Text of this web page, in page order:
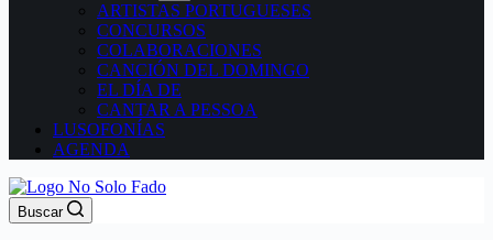
ARTISTAS PORTUGUESES
CONCURSOS
COLABORACIONES
CANCIÓN DEL DOMINGO
EL DÍA DE
CANTAR A PESSOA
LUSOFONÍAS
AGENDA
Buscar